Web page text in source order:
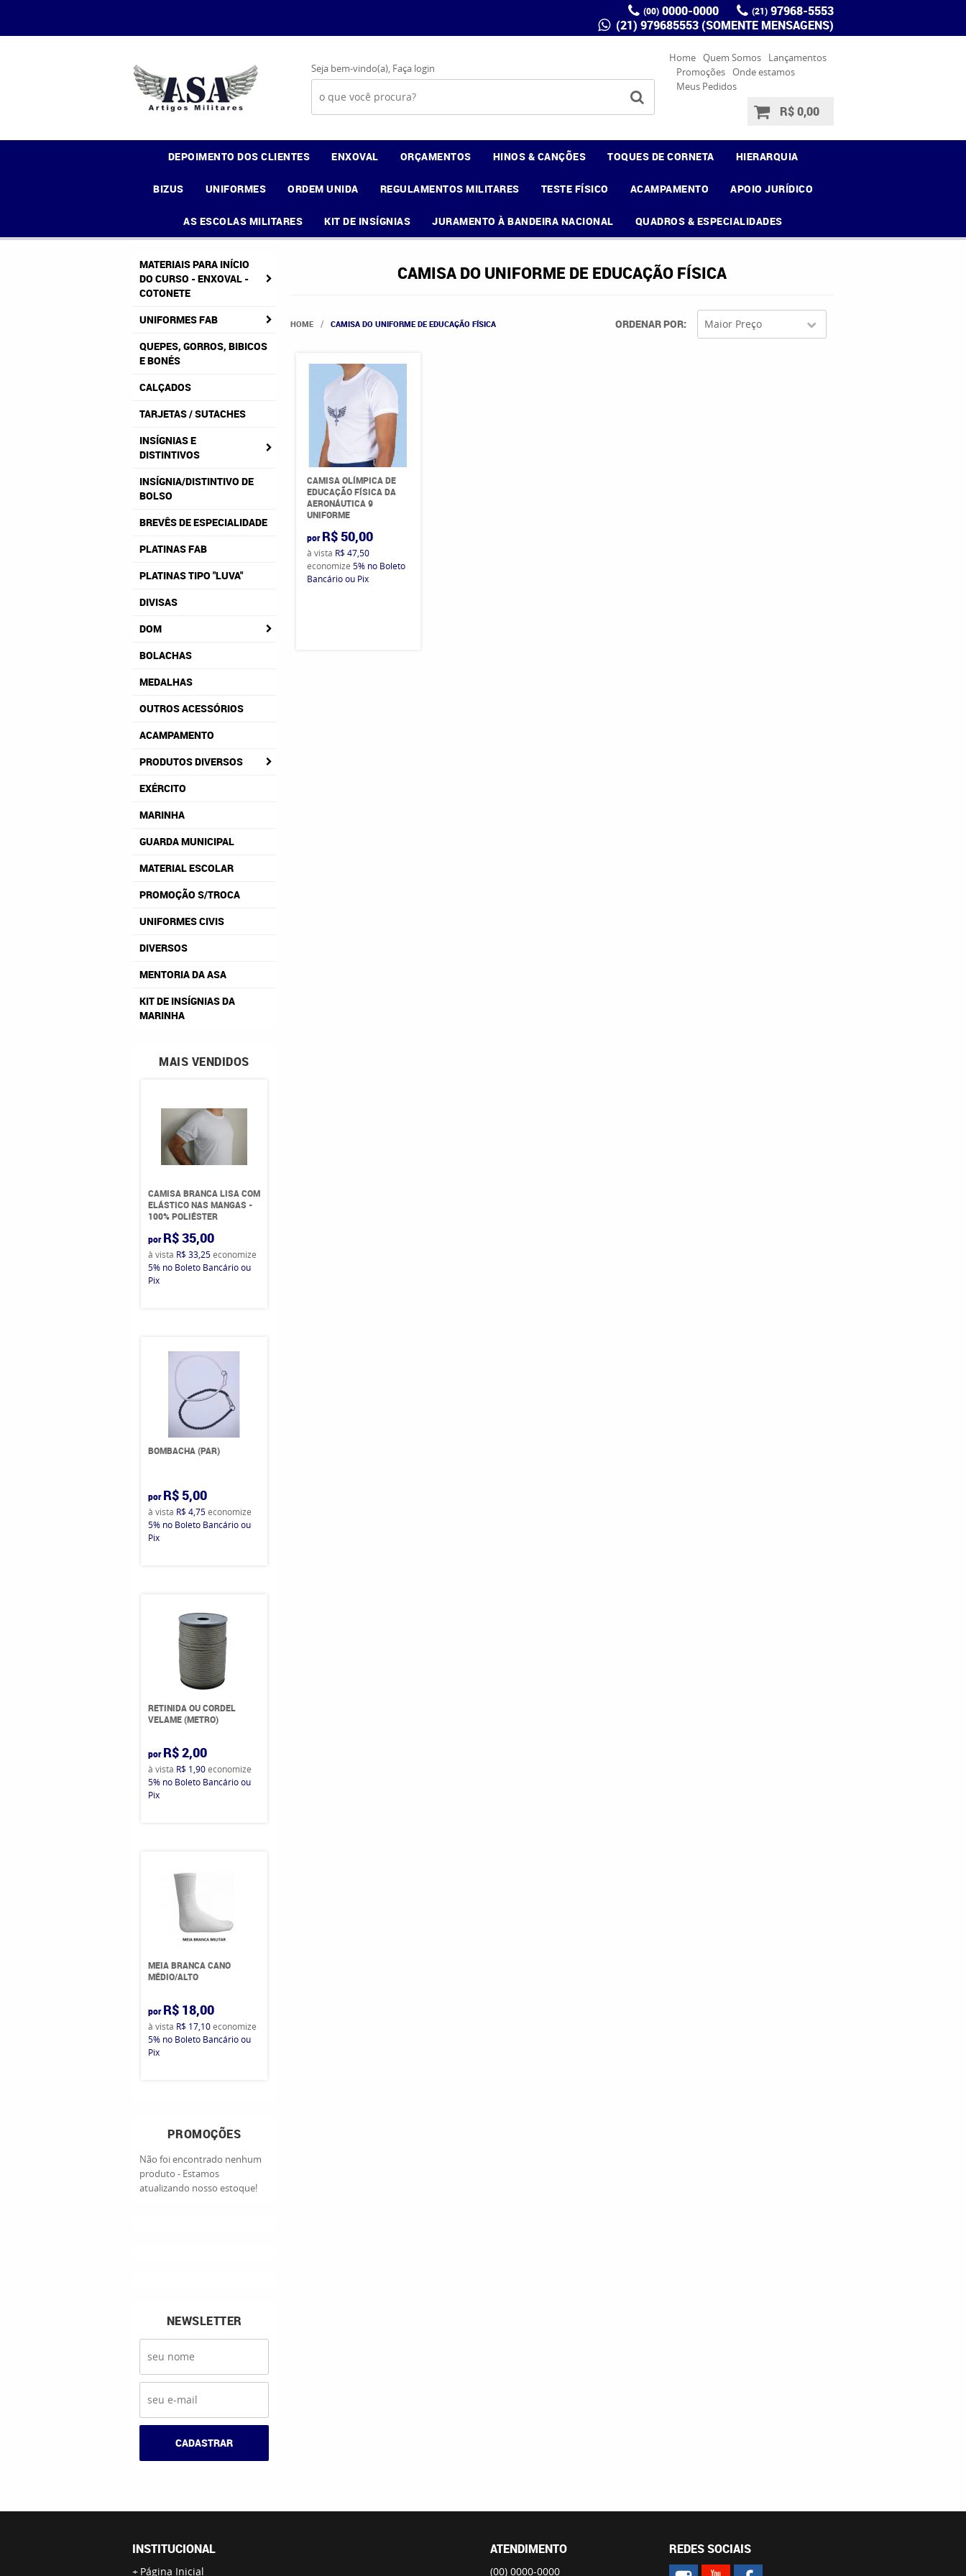
(00) 0000-0000 (21) 97968-5553
(21) 979685553 (SOMENTE MENSAGENS)
Seja bem-vindo(a), Faça login
Home Quem Somos
Lançamentos
Promoções Onde estamos
Meus Pedidos
R$ 0,00
DEPOIMENTO DOS CLIENTES ENXOVAL ORÇAMENTOS HINOS & CANÇÕES TOQUES DE CORNETA HIERARQUIA
BIZUS UNIFORMES ORDEM UNIDA REGULAMENTOS MILITARES TESTE FÍSICO ACAMPAMENTO APOIO JURÍDICO
AS ESCOLAS MILITARES KIT DE INSÍGNIAS JURAMENTO À BANDEIRA NACIONAL QUADROS & ESPECIALIDADES
MATERIAIS PARA INÍCIO
DO CURSO - ENXOVAL -
COTONETE
UNIFORMES FAB
QUEPES, GORROS, BIBICOS
E BONÉS
CALÇADOS
TARJETAS / SUTACHES
INSÍGNIAS E
DISTINTIVOS
INSÍGNIA/DISTINTIVO DE
BOLSO
BREVÊS DE ESPECIALIDADE
PLATINAS FAB
PLATINAS TIPO "LUVA"
DIVISAS
DOM
BOLACHAS
MEDALHAS
OUTROS ACESSÓRIOS
ACAMPAMENTO
PRODUTOS DIVERSOS
EXÉRCITO
MARINHA
GUARDA MUNICIPAL
MATERIAL ESCOLAR
PROMOÇÃO S/TROCA
UNIFORMES CIVIS
DIVERSOS
MENTORIA DA ASA
KIT DE INSÍGNIAS DA
MARINHA
MAIS VENDIDOS
CAMISA BRANCA LISA COM
ELÁSTICO NAS MANGAS -
100% POLIÉSTER
por R$ 35,00
à vista R$ 33,25economize
5% no Boleto Bancário ou
Pix
BOMBACHA (PAR)
por R$ 5,00
à vista R$ 4,75economize
5% no Boleto Bancário ou
Pix
RETINIDA OU CORDEL
VELAME (METRO)
por R$ 2,00
à vista R$ 1,90economize
5% no Boleto Bancário ou
Pix
MEIA BRANCA CANO
MÉDIO/ALTO
por R$ 18,00
à vista R$ 17,10economize
5% no Boleto Bancário ou
Pix
PROMOÇÕES
Não foi encontrado nenhum
produto - Estamos
atualizando nosso estoque!
NEWSLETTER
CADASTRAR
CAMISA DO UNIFORME DE EDUCAÇÃO FÍSICA
HOME CAMISA DO UNIFORME DE EDUCAÇÃO FÍSICA ORDENAR POR Maior Preço
CAMISA OLÍMPICA DE
EDUCAÇÃO FÍSICA DA
AERONÁUTICA 9
UNIFORME
por R$ 50,00
à vista R$ 47,50
economize 5% no Boleto
Bancário ou Pix
INSTITUCIONAL
Página Inicial
ATENDIMENTO
(00) 0000-0000
REDES SOCIAIS